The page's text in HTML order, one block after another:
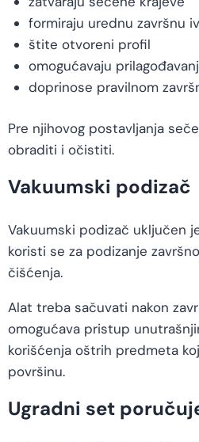
formiraju urednu završnu
štite otvoreni profil
omogućavaju
doprinose pravilnom
Pre njihovog postavljanja
obraditi i očistiti.
Vakuumski podizač
Vakuumski podizač uključen
koristi se za podizanje
čišćenja.
Alat treba sačuvati nakon
omogućava pristup
korišćenja oštrih predmeta
površinu.
Ugradni set